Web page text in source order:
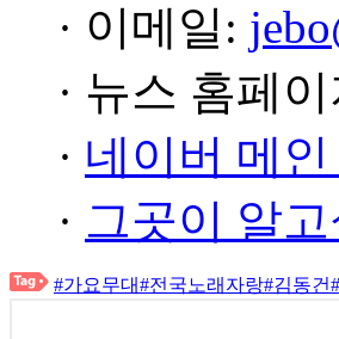
· 이메일:
· 뉴스 홈페
· 네이버 메
· 그곳이 알
#가요무대#전국노래자랑#김동건